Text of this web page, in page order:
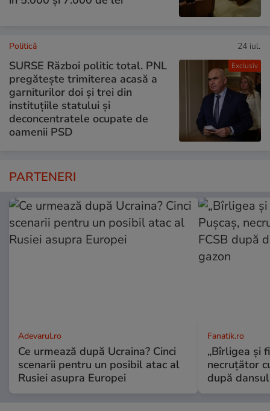
Exclusiv
Politică 24 iul.
SURSE Război politic total. PNL
pregătește trimiterea acasă a
garniturilor doi și trei din
instituțiile statului și
deconcentratele ocupate de
oamenii PSD
PARTENERI
Adevarul.ro
Ce urmează după Ucraina? Cinci
scenarii pentru un posibil atac al
Rusiei asupra Europei
Fanatik.ro
„Bîrligea şi
necruţător
după